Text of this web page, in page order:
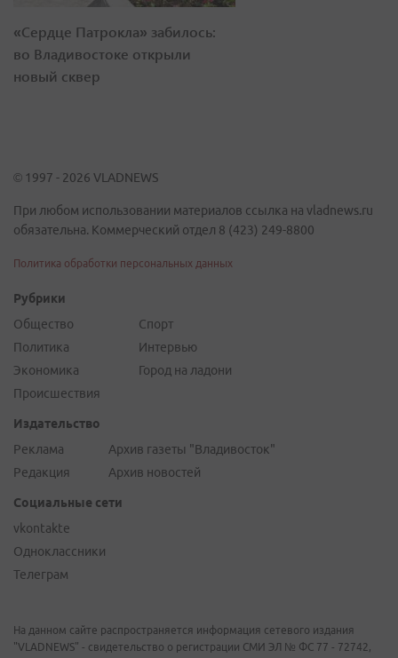
«Сердце Патрокла» забилось:
во Владивостоке открыли
новый сквер
© 1997 - 2026 VLADNEWS
При любом использовании материалов ссылка на vladnews.ru
обязательна. Коммерческий отдел 8 (423) 249-8800
Политика обработки персональных данных
Рубрики
Общество
Политика
Экономика
Происшествия
Спорт
Интервью
Город на ладони
Издательство
Реклама
Редакция
Архив газеты "Владивосток"
Архив новостей
Социальные сети
vkontakte
Одноклассники
Телеграм
На данном сайте распространяется информация сетевого издания
"VLADNEWS" - свидетельство о регистрации СМИ ЭЛ № ФС 77 - 72742,